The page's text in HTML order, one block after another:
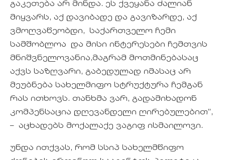
გაკეთება არ მინდა. ეს ქვეყანა ძალიან
მიყვარს, აქ დავიბადე და გავიზარდე, აქ
ვმოღვაწეობდი, საქართველო ჩემი
სამშობლოა და მისი ინტერესები ჩემთვის
მნიშვნელოვანია,მაგრამ მოთმინებასაც
აქვს საზღვარი, გაბედულად იმასაც არ
მეუბნება სახელმიფო სტრუქტურა ჩემგან
რას ითხოვს. თანხმა ვარ, გადამიხადონ
კომპენსაცია დღევანდელი ღირებულებით”,
– აცხადებს მოქალაქე ვაგიფ ისმაილოვი.
უნდა ითქვას, რომ სსიპ სახელმწიფო